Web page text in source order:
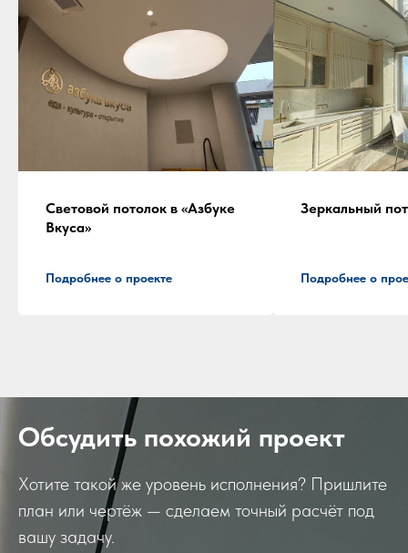
Световой потолок в «Азбуке
Вкуса»
Подробнее о проекте
Зеркальный
Подробнее о
Обсудить похожий проект
Хотите такой же уровень исполнения? Пришлите
план или чертёж — сделаем точный расчёт под
вашу задачу.